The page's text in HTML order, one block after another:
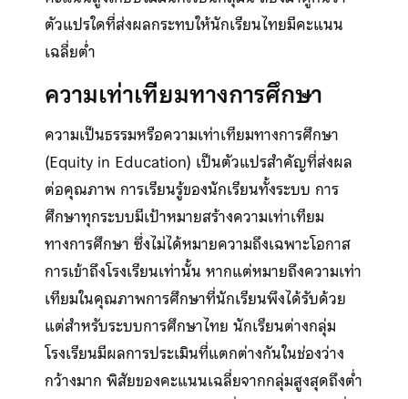
ตัวแปรใดที่ส่งผลกระทบให้นักเรียนไทยมีคะแนน
เฉลี่ยต่ำ
ความเท่าเทียมทางการศึกษา
ความเป็นธรรมหรือความเท่าเทียมทางการศึกษา
(Equity in Education) เป็นตัวแปรสำคัญที่ส่งผล
ต่อคุณภาพ การเรียนรู้ของนักเรียนทั้งระบบ การ
ศึกษาทุกระบบมีเป้าหมายสร้างความเท่าเทียม
ทางการศึกษา ซึ่งไม่ได้หมายความถึงเฉพาะโอกาส
การเข้าถึงโรงเรียนเท่านั้น หากแต่หมายถึงความเท่า
เทียมในคุณภาพการศึกษาที่นักเรียนพึงได้รับด้วย
แต่สำหรับระบบการศึกษาไทย นักเรียนต่างกลุ่ม
โรงเรียนมีผลการประเมินที่แตกต่างกันในช่องว่าง
กว้างมาก พิสัยของคะแนนเฉลี่ยจากกลุ่มสูงสุดถึงต่ำ